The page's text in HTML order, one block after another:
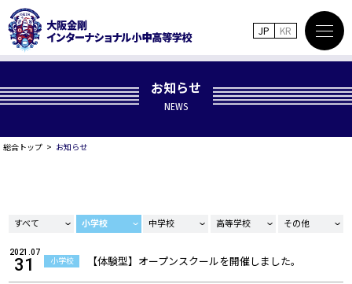
お知らせ
NEWS
総合トップ お知らせ
JP KR
すべて 小学校 中学校 高等学校 その他
2021.07
31 小学校 【体験型】オープンスクールを開催しました。